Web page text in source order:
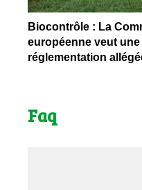
Biocontrôle : La
européenne veut une
réglementation
Faq